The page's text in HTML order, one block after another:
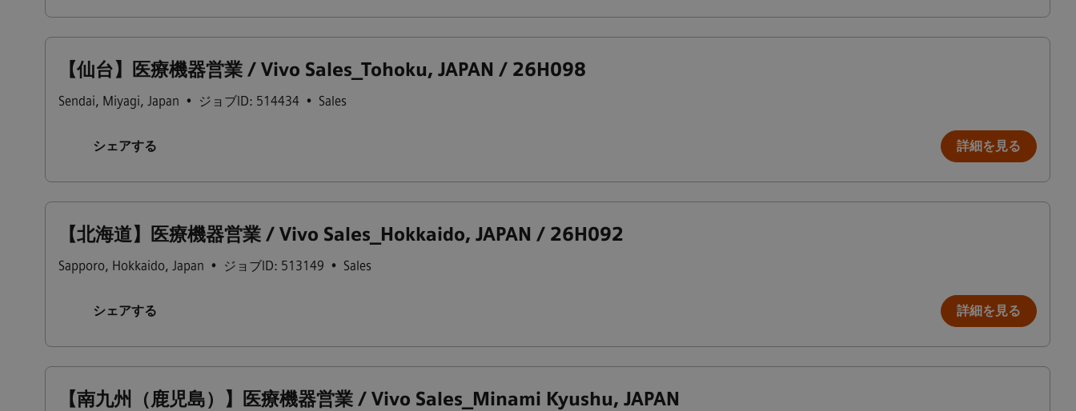
【仙台】医療機器営業 / Vivo Sales_Tohoku, JAPAN / 26H098
Sendai, Miyagi, Japan • ジョブID: 514434 • Sales
シェアする 詳細を見る
【北海道】医療機器営業 / Vivo Sales_Hokkaido, JAPAN / 26H092
Sapporo, Hokkaido, Japan • ジョブID: 513149 • Sales
シェアする 詳細を見る
【南九州（鹿児島）】医療機器営業 / Vivo Sales_Minami Kyushu, JAPAN